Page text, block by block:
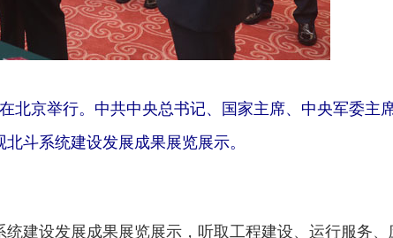
京举行。中共中央总书记、国家主席、中央军委主
斗系统建设发展成果展览展示。
设发展成果展览展示，听取工程建设、运行服务、